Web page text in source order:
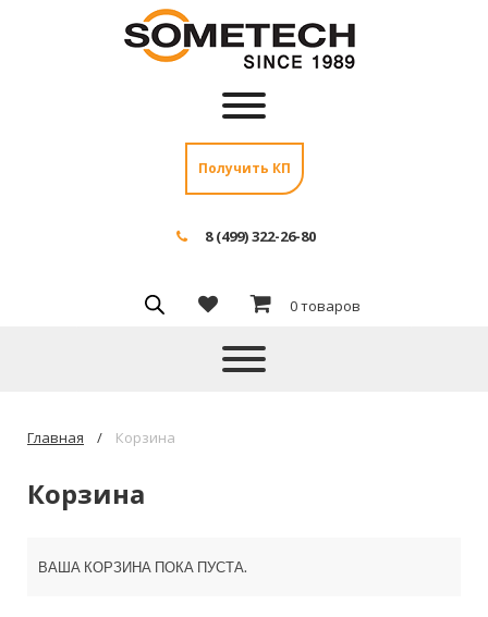
Получить КП
8 (499) 322-26-80
0 товаров
Главная Корзина
Корзина
ВАША КОРЗИНА ПОКА ПУСТА.